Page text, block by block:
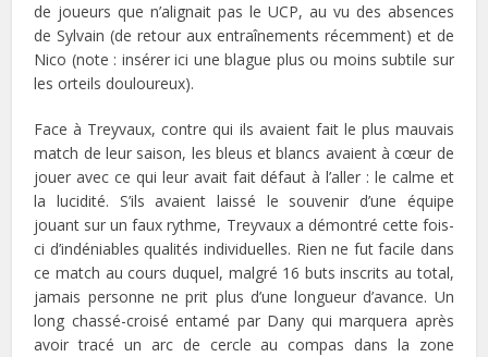
de joueurs que n’alignait pas le UCP, au vu des absences
de Sylvain (de retour aux entraînements récemment) et de
Nico (note : insérer ici une blague plus ou moins subtile sur
les orteils douloureux).
Face à Treyvaux, contre qui ils avaient fait le plus mauvais
match de leur saison, les bleus et blancs avaient à cœur de
jouer avec ce qui leur avait fait défaut à l’aller : le calme et
la lucidité. S’ils avaient laissé le souvenir d’une équipe
jouant sur un faux rythme, Treyvaux a démontré cette fois-
ci d’indéniables qualités individuelles. Rien ne fut facile dans
ce match au cours duquel, malgré 16 buts inscrits au total,
jamais personne ne prit plus d’une longueur d’avance. Un
long chassé-croisé entamé par Dany qui marquera après
avoir tracé un arc de cercle au compas dans la zone